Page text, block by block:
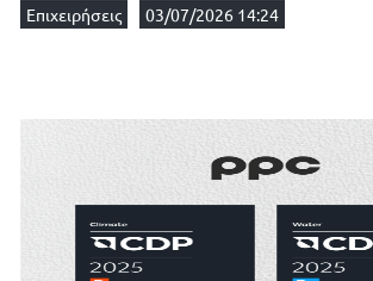
Επιχειρήσεις 03/07/2026 14:24